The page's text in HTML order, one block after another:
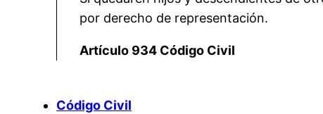
por derecho de representación.
Artículo 934 Código Civil
Código Civil